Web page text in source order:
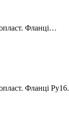
Фланці…
Фланці Ру16.